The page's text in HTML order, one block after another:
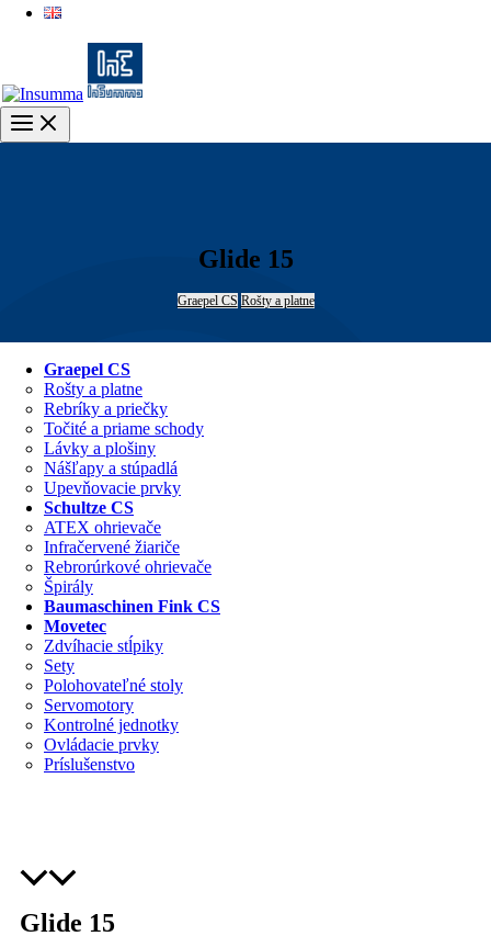
Main
Menu
Glide 15
Graepel CS Rošty a platne
Graepel CS
Rošty a platne
Rebríky a priečky
Točité a priame schody
Lávky a plošiny
Nášľapy a stúpadlá
Upevňovacie prvky
Schultze CS
ATEX ohrievače
Infračervené žiariče
Rebrorúrkové ohrievače
Špirály
Baumaschinen Fink CS
Movetec
Zdvíhacie stĺpiky
Sety
Polohovateľné stoly
Servomotory
Kontrolné jednotky
Ovládacie prvky
Príslušenstvo
Glide 15